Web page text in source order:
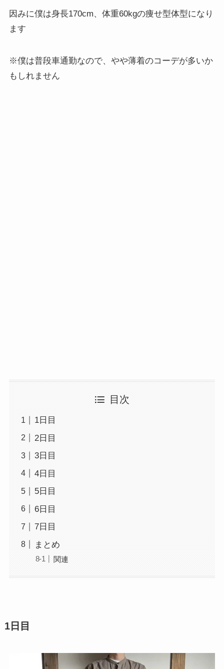
因みに僕は身長170cm、体重60kgの痩せ型体型になり
ます
※僕は普段車通勤なので、やや薄着のコーデが多いか
もしれません
目次
1日目
2日目
3日目
4日目
5日目
6日目
7日目
まとめ
関連
1日目